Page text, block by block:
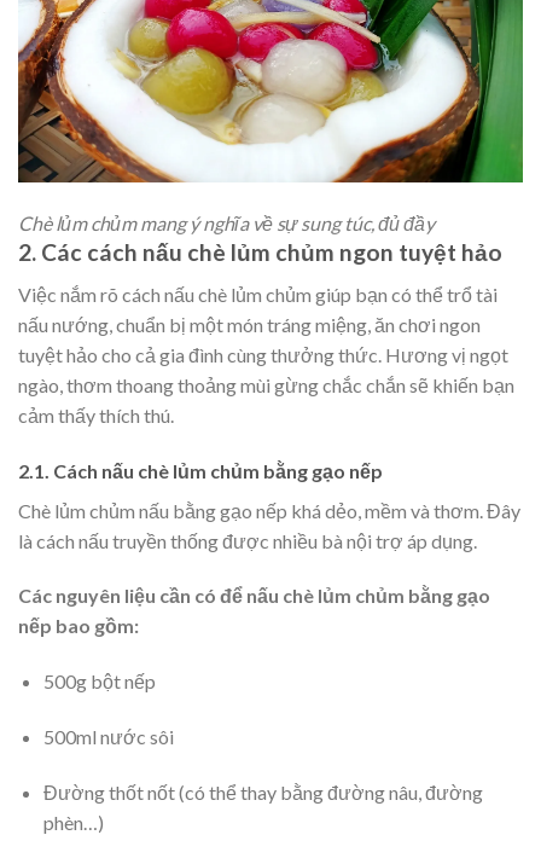
Chè lủm chủm mang ý nghĩa về sự sung túc, đủ đầy
2. Các cách nấu chè lủm chủm ngon tuyệt hảo
Việc nắm rõ cách nấu chè lủm chủm giúp bạn có thể trổ tài
nấu nướng, chuẩn bị một món tráng miệng, ăn chơi ngon
tuyệt hảo cho cả gia đình cùng thưởng thức. Hương vị ngọt
ngào, thơm thoang thoảng mùi gừng chắc chắn sẽ khiến bạn
cảm thấy thích thú.
2.1. Cách nấu chè lủm chủm bằng gạo nếp
Chè lủm chủm nấu bằng gạo nếp khá dẻo, mềm và thơm. Đây
là cách nấu truyền thống được nhiều bà nội trợ áp dụng.
Các nguyên liệu cần có để nấu chè lủm chủm bằng gạo
nếp bao gồm:
500g bột nếp
500ml nước sôi
Đường thốt nốt (có thể thay bằng đường nâu, đường
phèn…)